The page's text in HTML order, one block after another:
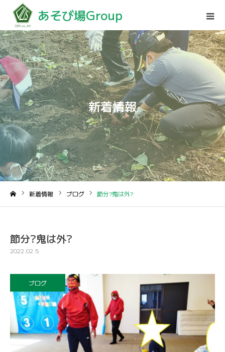
あそび場Group
新着情報
新着情報 ブログ 節分?鬼は外?
節分?鬼は外?
2022.02.5
ブログ